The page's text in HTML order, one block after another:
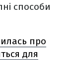
способи
про
для